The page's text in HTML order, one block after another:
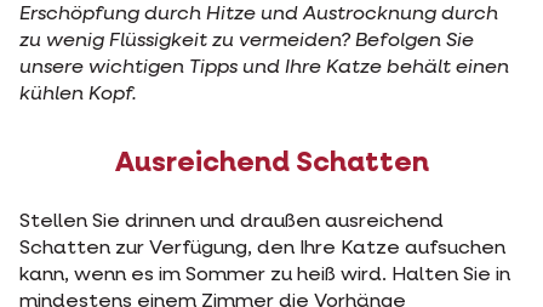
Erschöpfung durch Hitze und Austrocknung durch
zu wenig Flüssigkeit zu vermeiden? Befolgen Sie
unsere wichtigen Tipps und Ihre Katze behält einen
kühlen Kopf.
Ausreichend Schatten
Stellen Sie drinnen und draußen ausreichend
Schatten zur Verfügung, den Ihre Katze aufsuchen
kann, wenn es im Sommer zu heiß wird. Halten Sie in
mindestens einem Zimmer die Vorhänge